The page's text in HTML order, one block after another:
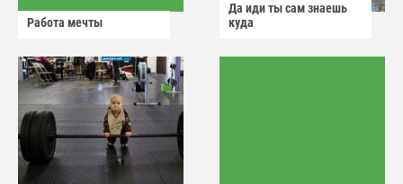
Работа мечты
Да иди ты сам знаешь
куда